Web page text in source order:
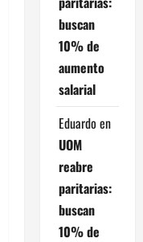
buscan
10% de
aumento
salarial
Eduardo en
UOM
reabre
paritarias:
buscan
10% de